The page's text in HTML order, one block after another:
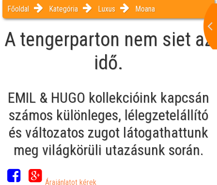
Főoldal Kategória Luxus Moana
A tengerparton nem siet az
idő.
EMIL & HUGO kollekcióink kapcsán
számos különleges, lélegzetelállító
és változatos zugot látogathattunk
meg világkörüli utazásunk során.
Árajánlatot kérek